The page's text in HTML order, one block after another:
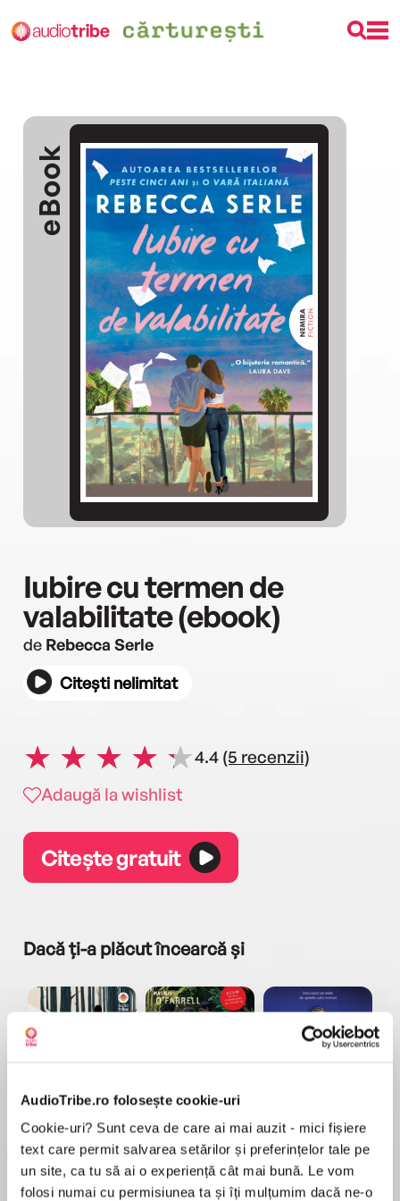
AudioTribe.ro folosește cookie-uri
Cookie-uri? Sunt ceva de care ai mai auzit - mici fișiere
text care permit salvarea setărilor și preferințelor tale pe
un site, ca tu să ai o experiență cât mai bună. Le vom
folosi numai cu permisiunea ta și îți mulțumim dacă ne-o
eBook
Iubire cu termen de
valabilitate (ebook)
de Rebecca Serle
Citești nelimitat
4.4 (5 recenzii)
Adaugă la wishlist
Citește gratuit
Dacă ți-a plăcut încearcă și
Pădurea norvegiană Hamnet